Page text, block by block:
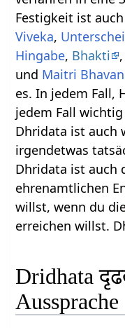
Festigkeit ist
Viveka,
Hingabe, Bhakti
und Maitri
es. In jedem Fall,
jedem Fall
Dhridata ist auch
irgendetwas
Dhridata ist auch
ehrenamtlichen
willst, wenn du
erreichen willst.
Dridhata
Aussprache